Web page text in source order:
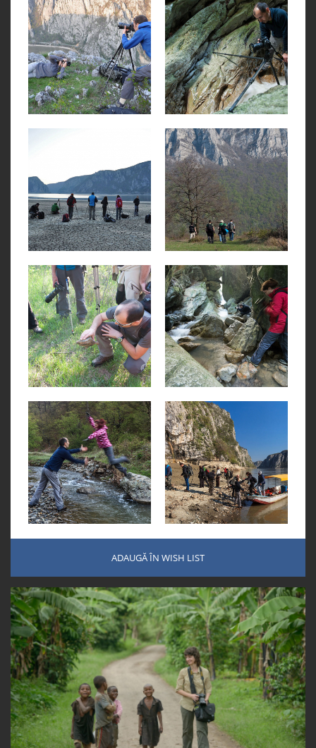
ADAUGĂ ÎN WISH LIST